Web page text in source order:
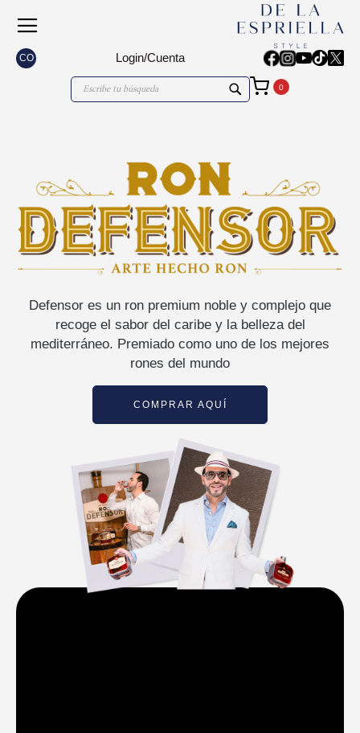
CO Login/Cuenta
Search
Defensor es un ron premium noble y complejo que
recoge el sabor del caribe y la belleza del
mediterráneo. Premiado como uno de los mejores
rones del mundo
COMPRAR AQUÍ